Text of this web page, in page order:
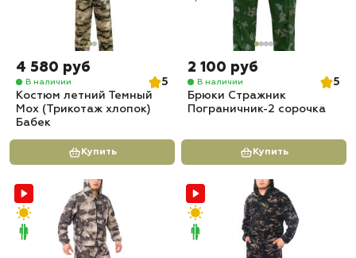
4 580 руб
В наличии
5
Костюм летний Темный
Мох (Трикотаж хлопок)
Бабек
Купить
2 100 руб
В наличии
5
Брюки Стражник
Пограничник-2 сорочка
Купить